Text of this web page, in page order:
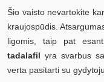
Šio vaisto nevartokite
kraujospūdis.
ligomis, taip pat
tadalafil yra svarbus
verta pasitarti su